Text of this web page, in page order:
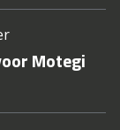
Motegi